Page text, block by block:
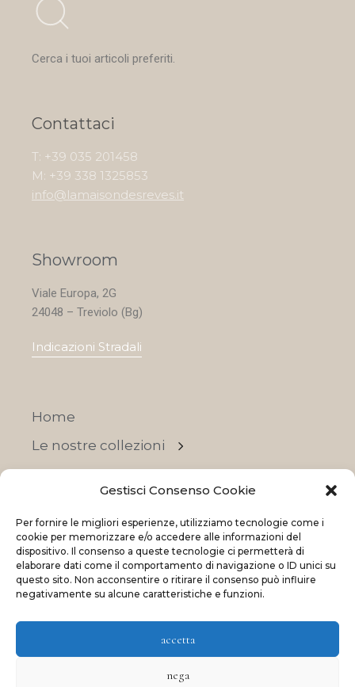
Gestisci Consenso Cookie
Per fornire le migliori esperienze, utilizziamo tecnologie come i
cookie per memorizzare e/o accedere alle informazioni del
dispositivo. Il consenso a queste tecnologie ci permetterà di
elaborare dati come il comportamento di navigazione o ID unici su
questo sito. Non acconsentire o ritirare il consenso può influire
negativamente su alcune caratteristiche e funzioni.
accetta
nega
Cerca i tuoi articoli preferiti.
Contattaci
T: +39 035 201458
M: +39 338 1325853
info@lamaisondesreves.it
Showroom
Viale Europa, 2G
24048 – Treviolo (Bg)
Indicazioni Stradali
Home
Le nostre collezioni
OFFERTE
© 2023 La Maison Des Reves | All rights reserved
and by